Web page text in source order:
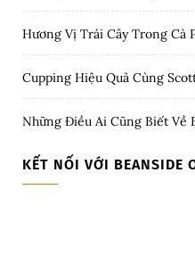
Hương Vị Trái Cây Trong Cà
Cupping Hiệu Quả Cùng
Những Điều Ai Cũng Biết Về
KẾT NỐI VỚI BEANSIDE